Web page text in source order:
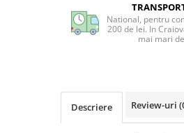
PREPARATE PENTRU COPII
SOLUTIE DEZINFECTANTA
National, pentru
200 de lei. In
mai mari
Descriere Review-uri